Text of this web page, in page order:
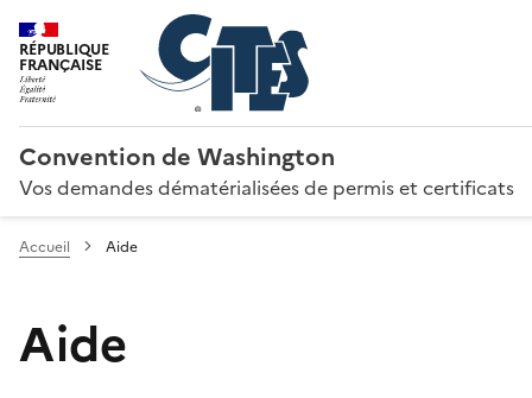
RÉPUBLIQUE
FRANÇAISE
Convention de Washington
Vos demandes dématérialisées de permis et certificats
Accueil Aide
Aide